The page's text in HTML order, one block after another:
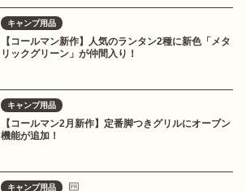
キャンプ用品
【コールマン新作】人気のランタン2種に新色「メタ
リックグリーン」が仲間入り！
キャンプ用品
【コールマン2月新作】定番脚つきグリルにオーブン
機能が追加！
キャンプ用品